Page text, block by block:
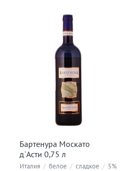
Бартенура Москато
д`Асти 0,75 л
Италия / белое / сладкое / 5%